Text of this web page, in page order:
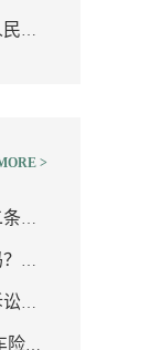
共
>
的
什
的
怎